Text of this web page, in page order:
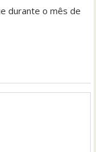
durante o mês de